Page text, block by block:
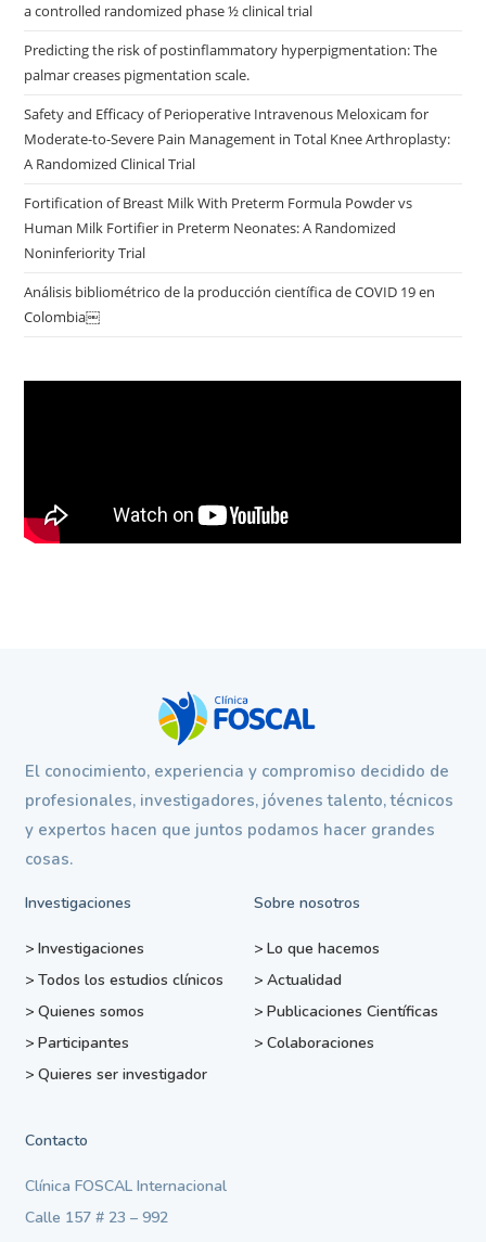
a controlled randomized phase ½ clinical trial
Predicting the risk of postinflammatory hyperpigmentation: The
palmar creases pigmentation scale.
Safety and Efficacy of Perioperative Intravenous Meloxicam for
Moderate-to-Severe Pain Management in Total Knee Arthroplasty:
A Randomized Clinical Trial
Fortification of Breast Milk With Preterm Formula Powder vs
Human Milk Fortifier in Preterm Neonates: A Randomized
Noninferiority Trial
Análisis bibliométrico de la producción científica de COVID 19 en
Colombia￼
El conocimiento, experiencia y compromiso decidido de
profesionales, investigadores, jóvenes talento, técnicos
y expertos hacen que juntos podamos hacer grandes
cosas.
Investigaciones
> Investigaciones
> Todos los estudios clínicos
> Quienes somos
> Participantes
> Quieres ser investigador
Sobre nosotros
> Lo que hacemos
> Actualidad
> Publicaciones Científicas
> Colaboraciones
Contacto
Clínica FOSCAL Internacional
Calle 157 # 23 – 992